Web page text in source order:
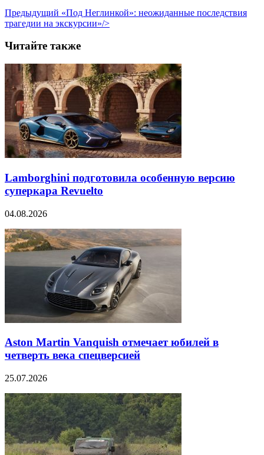
Предыдущий «Под Неглинкой»: неожиданные последствия
трагедии на экскурсии»/>
Читайте также
Lamborghini подготовила особенную версию
суперкара Revuelto
04.08.2026
Aston Martin Vanquish отмечает юбилей в
четверть века спецверсией
25.07.2026